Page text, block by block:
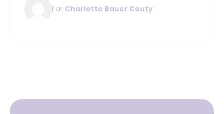
Par Charlotte Bauer Couty